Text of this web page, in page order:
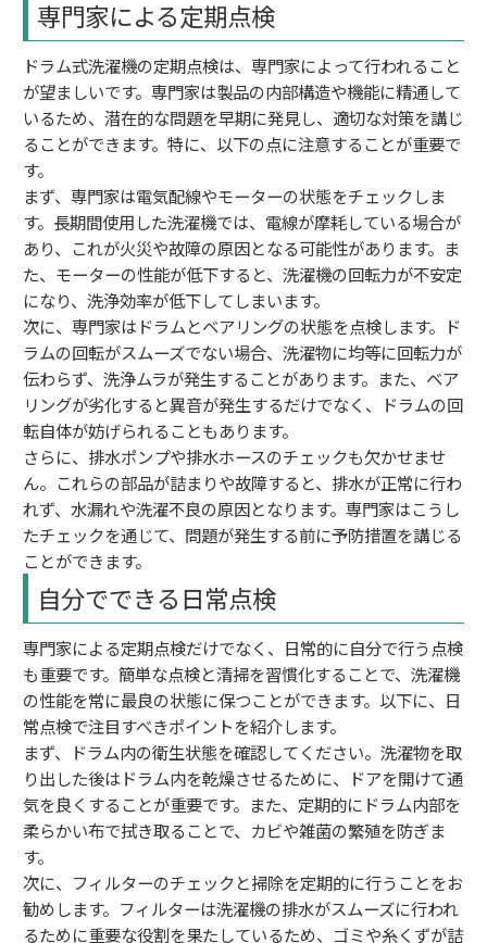
専門家による定期点検
ドラム式洗濯機の定期点検は、専門家によって行われること
が望ましいです。専門家は製品の内部構造や機能に精通して
いるため、潜在的な問題を早期に発見し、適切な対策を講じ
ることができます。特に、以下の点に注意することが重要で
す。
まず、専門家は電気配線やモーターの状態をチェックしま
す。長期間使用した洗濯機では、電線が摩耗している場合が
あり、これが火災や故障の原因となる可能性があります。ま
た、モーターの性能が低下すると、洗濯機の回転力が不安定
になり、洗浄効率が低下してしまいます。
次に、専門家はドラムとベアリングの状態を点検します。ド
ラムの回転がスムーズでない場合、洗濯物に均等に回転力が
伝わらず、洗浄ムラが発生することがあります。また、ベア
リングが劣化すると異音が発生するだけでなく、ドラムの回
転自体が妨げられることもあります。
さらに、排水ポンプや排水ホースのチェックも欠かせませ
ん。これらの部品が詰まりや故障すると、排水が正常に行わ
れず、水漏れや洗濯不良の原因となります。専門家はこうし
たチェックを通じて、問題が発生する前に予防措置を講じる
ことができます。
自分でできる日常点検
専門家による定期点検だけでなく、日常的に自分で行う点検
も重要です。簡単な点検と清掃を習慣化することで、洗濯機
の性能を常に最良の状態に保つことができます。以下に、日
常点検で注目すべきポイントを紹介します。
まず、ドラム内の衛生状態を確認してください。洗濯物を取
り出した後はドラム内を乾燥させるために、ドアを開けて通
気を良くすることが重要です。また、定期的にドラム内部を
柔らかい布で拭き取ることで、カビや雑菌の繁殖を防ぎま
す。
次に、フィルターのチェックと掃除を定期的に行うことをお
勧めします。フィルターは洗濯機の排水がスムーズに行われ
るために重要な役割を果たしているため、ゴミや糸くずが詰